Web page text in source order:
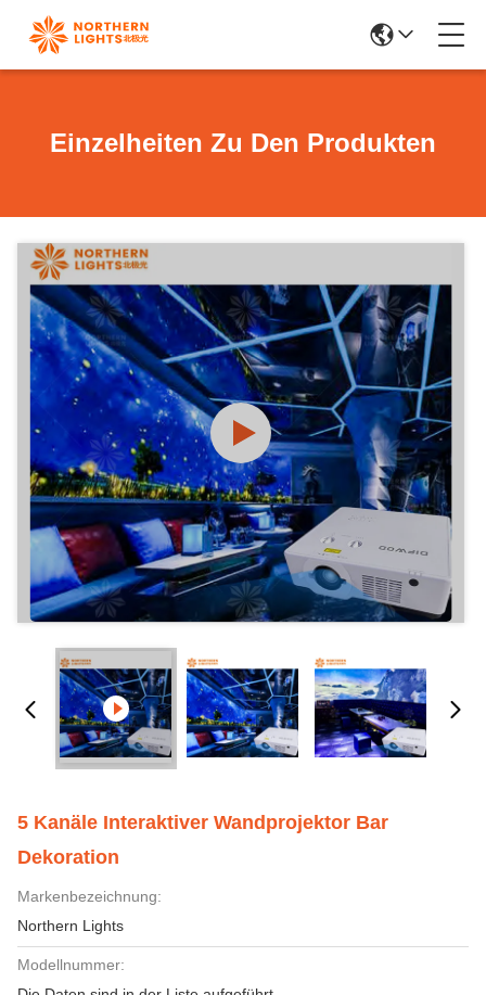
Einzelheiten Zu Den Produkten
5 Kanäle Interaktiver Wandprojektor Bar
Dekoration
Markenbezeichnung:
Northern Lights
Modellnummer: